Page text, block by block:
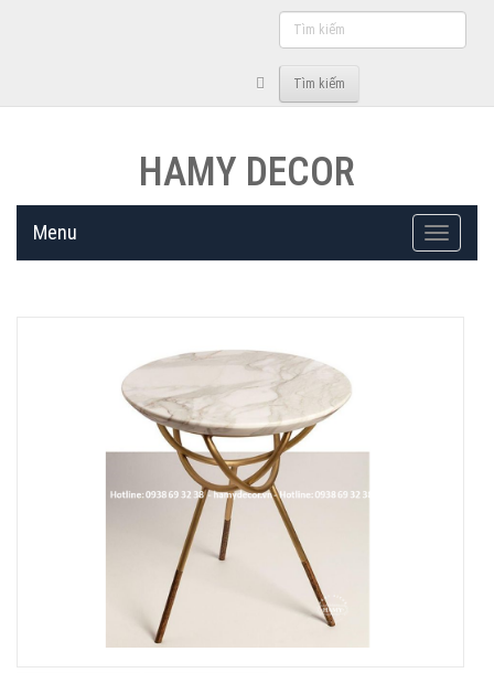
Tìm
kiếm
Tìm kiếm
HAMY DECOR
Toggle
Menu